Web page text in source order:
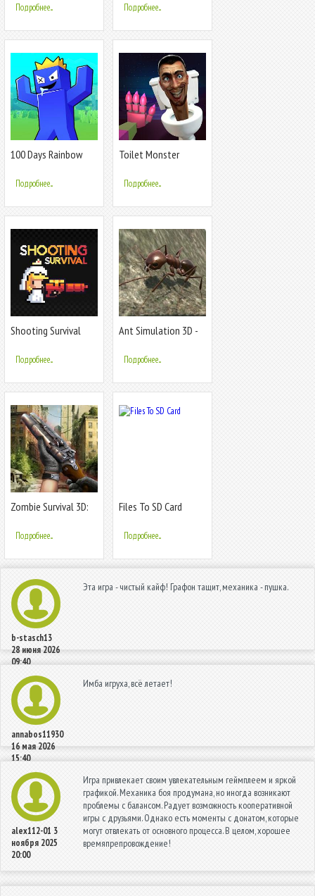
Подробнее... Подробнее...
100 Days Rainbow
Подробнее...
Toilet Monster
Подробнее...
Shooting Survival
Подробнее...
Ant Simulation 3D -
Подробнее...
Zombie Survival 3D:
Shooting Game
Подробнее...
Files To SD Card
Подробнее...
b-stasch13
28 июня 2026
09:40
Эта игра - чистый кайф! Графон тащит, механика - пушка.
annabos11930
16 мая 2026
15:40
Имба игруха, всё летает!
alex112-01 3
ноября 2025
20:00
Игра привлекает своим увлекательным геймплеем и яркой
графикой. Механика боя продумана, но иногда возникают
проблемы с балансом. Радует возможность кооперативной
игры с друзьями. Однако есть моменты с донатом, которые
могут отвлекать от основного процесса. В целом, хорошее
времяпрепровождение!